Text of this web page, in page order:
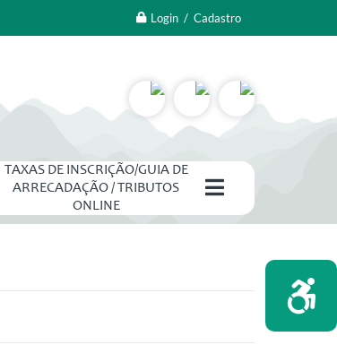
Login / Cadastro
TAXAS DE INSCRIÇÃO/GUIA DE
ARRECADAÇÃO / TRIBUTOS
ONLINE